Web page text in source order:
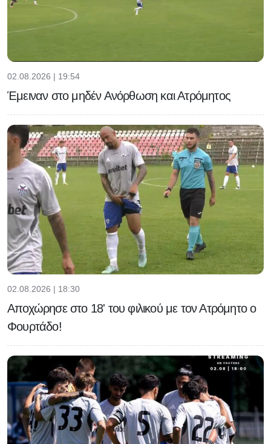
02.08.2026 | 19:54
Έμειναν στο μηδέν Ανόρθωση και Ατρόμητος
02.08.2026 | 18:30
Αποχώρησε στο 18' του φιλικού με τον Ατρόμητο ο
Φουρτάδο!